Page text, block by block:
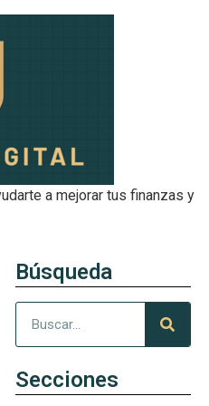
a mejorar tus finanzas y
Búsqueda
Secciones